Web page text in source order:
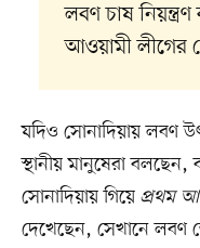
লবণ চাষ
আওয়ামী লীগের
যদিও সোনাদিয়ায় লবণ
স্থানীয় মানুষেরা
সোনাদিয়ায় গিয়ে প্রথম
দেখেছেন, সেখানে